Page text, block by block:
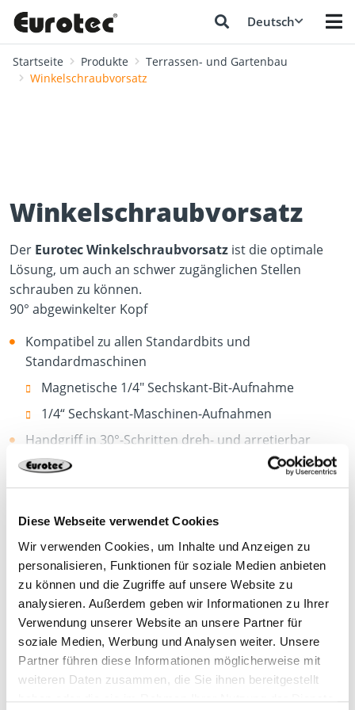
Diese Webseite verwendet Cookies
Wir verwenden Cookies, um Inhalte und Anzeigen zu
personalisieren, Funktionen für soziale Medien anbieten
zu können und die Zugriffe auf unsere Website zu
analysieren. Außerdem geben wir Informationen zu Ihrer
Verwendung unserer Website an unsere Partner für
soziale Medien, Werbung und Analysen weiter. Unsere
Partner führen diese Informationen möglicherweise mit
weiteren Daten zusammen, die Sie ihnen bereitgestellt
Deutsch
Startseite Produkte
Terrassen- und Gartenbau
Winkelschraubvorsatz
Winkelschraubvorsatz
Der Eurotec Winkelschraubvorsatz ist die optimale
Lösung, um auch an schwer zugänglichen Stellen
schrauben zu können.
90° abgewinkelter Kopf
Kompatibel zu allen Standardbits und
Standardmaschinen
Magnetische 1/4" Sechskant-Bit-Aufnahme
1/4“ Sechskant-Maschinen-Aufnahmen
Handgriff in 30°-Schritten dreh- und arretierbar
Für Rechts- und Linkslauf geeignet
Maximales Drehmoment: 62 Nm
Maximale Drehzahl: 2000 U/min
Die Lieferung erfolgt inkl. je 1 Bit TX20, TX25 und TX30.
Vorteil:
Optimale Lösung für schwer zugängliche Stellen
mehr anzeigen
499999 90 Grad 6 Kant Bits 1 Stück
4251314702012